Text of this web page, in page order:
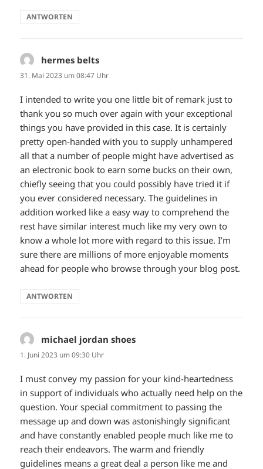
ANTWORTEN
hermes belts
31. Mai 2023 um 08:47 Uhr
I intended to write you one little bit of remark just to
thank you so much over again with your exceptional
things you have provided in this case. It is certainly
pretty open-handed with you to supply unhampered
all that a number of people might have advertised as
an electronic book to earn some bucks on their own,
chiefly seeing that you could possibly have tried it if
you ever considered necessary. The guidelines in
addition worked like a easy way to comprehend the
rest have similar interest much like my very own to
know a whole lot more with regard to this issue. I’m
sure there are millions of more enjoyable moments
ahead for people who browse through your blog post.
ANTWORTEN
michael jordan shoes
1. Juni 2023 um 09:30 Uhr
I must convey my passion for your kind-heartedness
in support of individuals who actually need help on the
question. Your special commitment to passing the
message up and down was astonishingly significant
and have constantly enabled people much like me to
reach their endeavors. The warm and friendly
guidelines means a great deal a person like me and